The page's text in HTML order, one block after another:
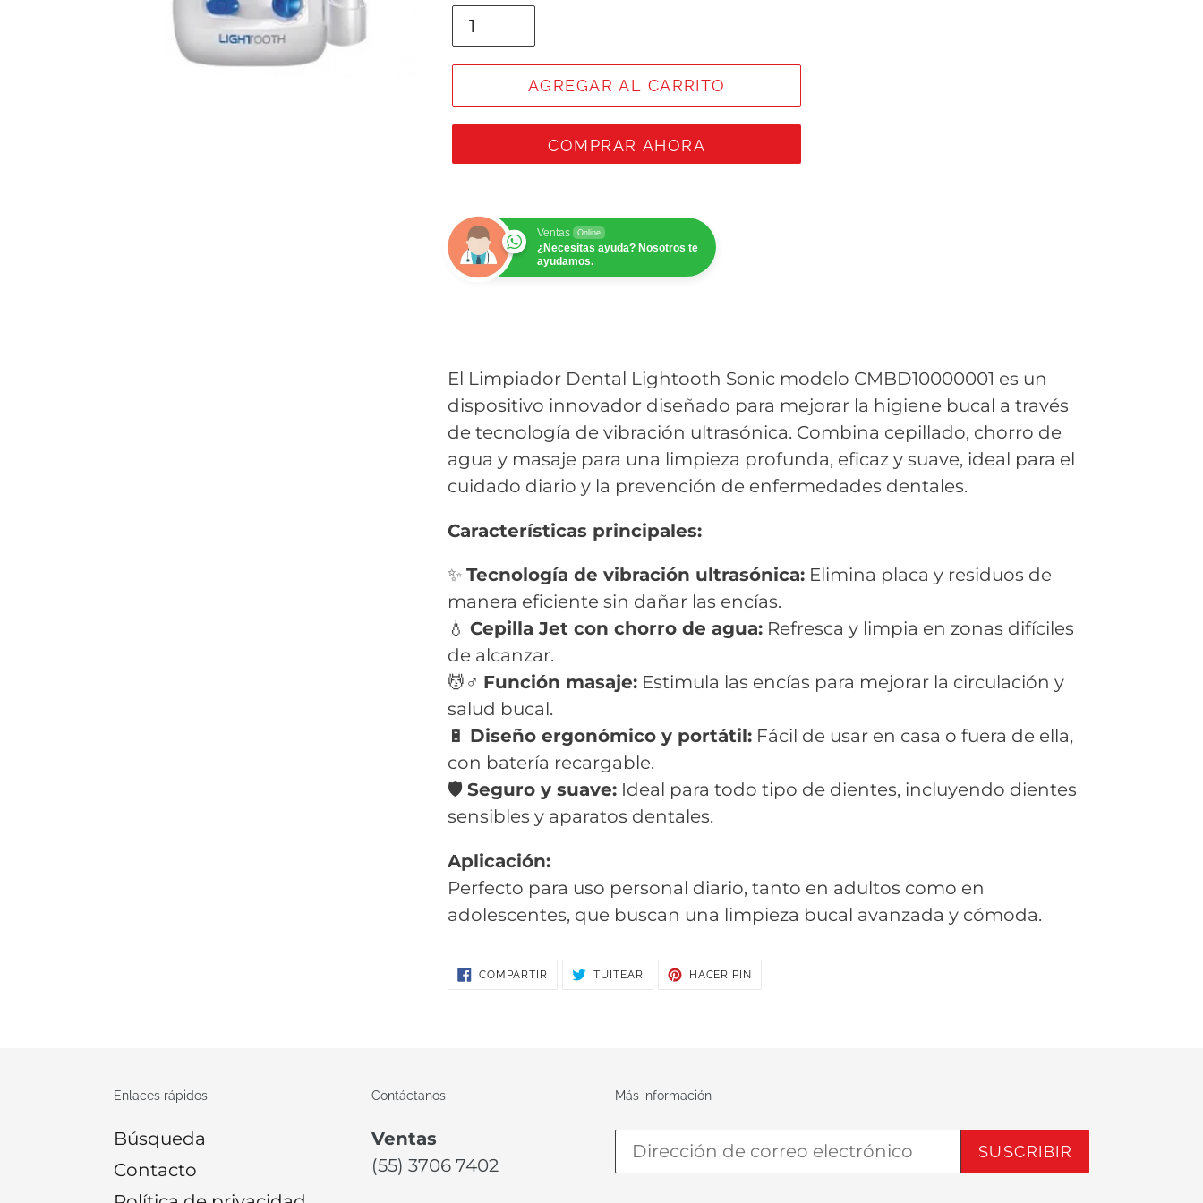
AGREGAR AL CARRITO
COMPRAR AHORA
Ventas Online
¿Necesitas ayuda? Nosotros te
ayudamos.
El Limpiador Dental Lightooth Sonic modelo CMBD10000001 es un
dispositivo innovador diseñado para mejorar la higiene bucal a través
de tecnología de vibración ultrasónica. Combina cepillado, chorro de
agua y masaje para una limpieza profunda, eficaz y suave, ideal para el
cuidado diario y la prevención de enfermedades dentales.
Características principales:
✨Tecnología de vibración ultrasónica: Elimina placa y residuos de
manera eficiente sin dañar las encías.
💧Cepilla Jet con chorro de agua: Refresca y limpia en zonas difíciles
de alcanzar.
💆♂️ Función masaje: Estimula las encías para mejorar la circulación y
salud bucal.
🔋 Diseño ergonómico y portátil: Fácil de usar en casa o fuera de ella,
con batería recargable.
🛡️Seguro y suave: Ideal para todo tipo de dientes, incluyendo dientes
sensibles y aparatos dentales.
Aplicación:
Perfecto para uso personal diario, tanto en adultos como en
adolescentes, que buscan una limpieza bucal avanzada y cómoda.
COMPARTIR COMPARTIR
EN
TUITEAR TUITEAR
EN
HACER PIN
Enlaces rápidos
Búsqueda
Contacto
Contáctanos
Ventas
(55) 3706 7402
Más información
SUSCRIBIR